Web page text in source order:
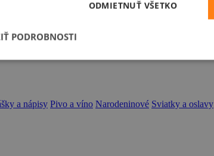
a nápisy Pivo a víno Narodeninové Sviatky a oslavy
ODMIETNUŤ VŠETKO
PODROBNOSTI